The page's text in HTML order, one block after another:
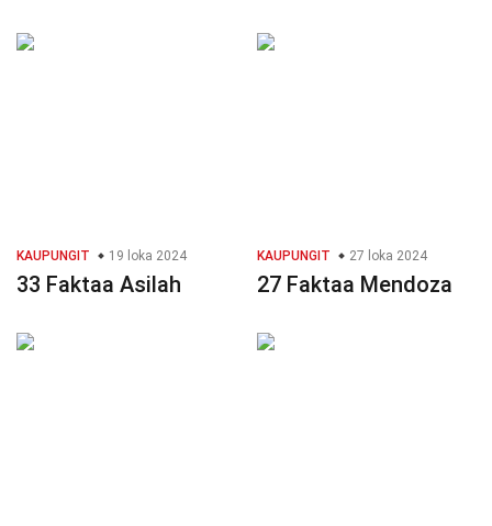
KAUPUNGIT 19 loka 2024
33 Faktaa Asilah
KAUPUNGIT 27 loka 2024
27 Faktaa Mendoza